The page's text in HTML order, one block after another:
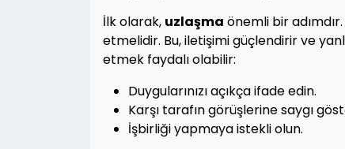
İlk olarak, uzlaşma önemli bir
etmelidir. Bu, iletişimi güçlendirir ve
etmek faydalı olabilir:
Duygularınızı açıkça ifade edin.
Karşı tarafın görüşlerine saygı
İşbirliği yapmaya istekli olun.